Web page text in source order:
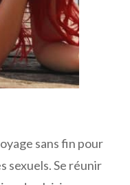
sans fin pour
sexuels. Se réunir